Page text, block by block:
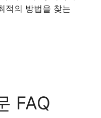
적의 방법을 찾는
FAQ